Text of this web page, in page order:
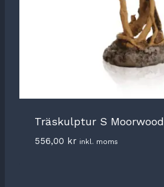
Träskulptur S Moorwood
556,00 kr inkl. moms